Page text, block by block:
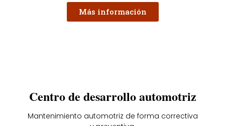
Más información
Centro de desarrollo automotriz
Mantenimiento automotriz de forma correctiva